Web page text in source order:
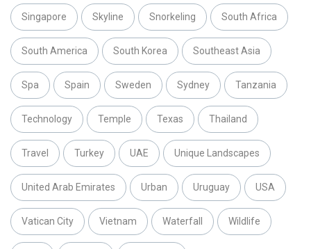
Singapore Skyline Snorkeling South Africa
South America South Korea Southeast Asia
Spa Spain Sweden Sydney Tanzania
Technology Temple Texas Thailand
Travel Turkey UAE Unique Landscapes
United Arab Emirates Urban Uruguay USA
Vatican City Vietnam Waterfall Wildlife